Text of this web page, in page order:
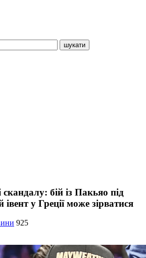
бій із Пакьяо під
у Греції може зірватися
925